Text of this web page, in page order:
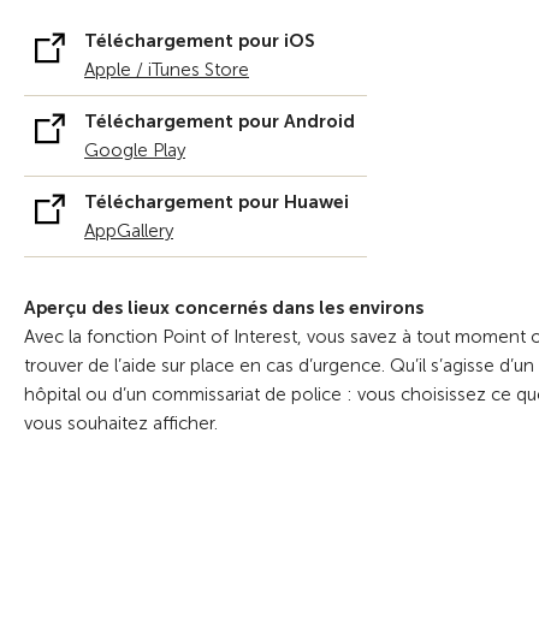
Téléchargement pour iOS
Apple / iTunes Store
Téléchargement pour Android
Google Play
Téléchargement pour Huawei
AppGallery
Aperçu des lieux concernés dans les environs
Avec la fonction Point of Interest, vous savez à tout moment
trouver de l’aide sur place en cas d’urgence. Qu’il s’agisse d’un
hôpital ou d’un commissariat de police : vous choisissez ce
vous souhaitez afficher.